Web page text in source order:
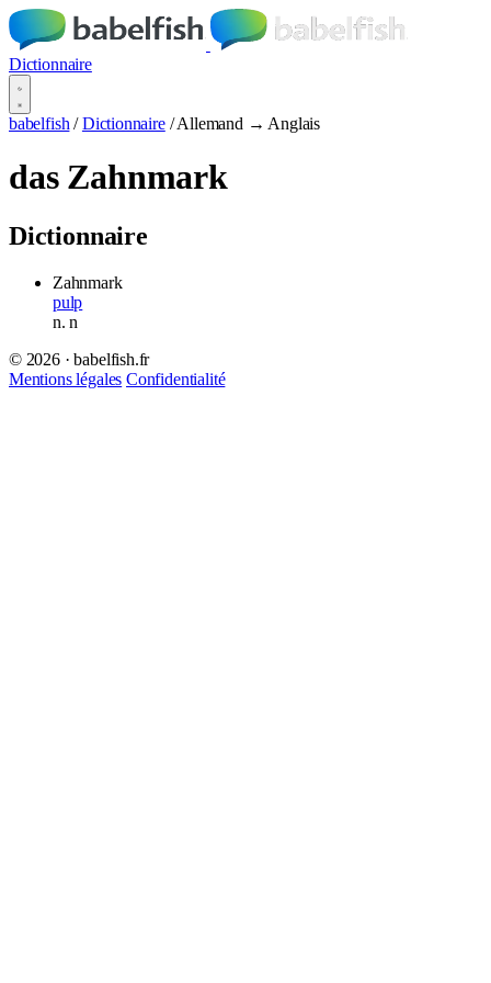
Dictionnaire
babelfish / Dictionnaire / Allemand → Anglais
das Zahnmark
Dictionnaire
Zahnmark
pulp
n.n
© 2026 · babelfish.fr
Mentions légales Confidentialité